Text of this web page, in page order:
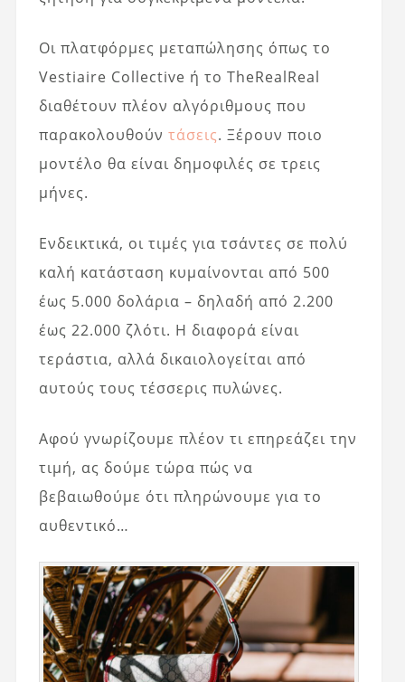
Οι πλατφόρμες μεταπώλησης όπως το
Vestiaire Collective ή το TheRealReal
διαθέτουν πλέον αλγόριθμους που
παρακολουθούν τάσεις. Ξέρουν ποιο
μοντέλο θα είναι δημοφιλές σε τρεις
μήνες.
Ενδεικτικά, οι τιμές για τσάντες σε πολύ
καλή κατάσταση κυμαίνονται από 500
έως 5.000 δολάρια – δηλαδή από 2.200
έως 22.000 ζλότι. Η διαφορά είναι
τεράστια, αλλά δικαιολογείται από
αυτούς τους τέσσερις πυλώνες.
Αφού γνωρίζουμε πλέον τι επηρεάζει την
τιμή, ας δούμε τώρα πώς να
βεβαιωθούμε ότι πληρώνουμε για το
αυθεντικό…